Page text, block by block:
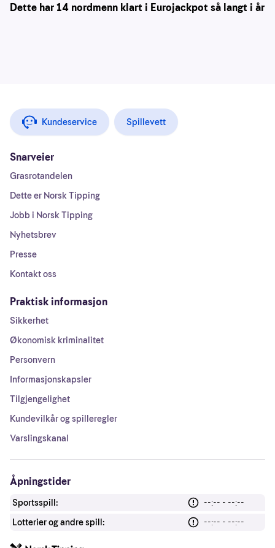
Dette har 14 nordmenn klart i Eurojackpot så langt i år
Kundeservice Spillevett
Snarveier
Grasrotandelen
Dette er Norsk Tipping
Jobb i Norsk Tipping
Nyhetsbrev
Presse
Kontakt oss
Praktisk informasjon
Sikkerhet
Økonomisk kriminalitet
Personvern
Informasjonskapsler
Tilgjengelighet
Kundevilkår og spilleregler
Varslingskanal
Åpningstider
Sportsspill:
--:-- - --:--
Lotterier og andre spill:
--:-- - --:--